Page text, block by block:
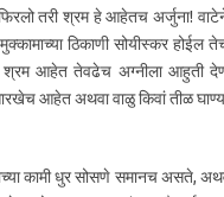
तरी श्रम हे आहेतच अर्जुना! वाटेने
ठिकाणी सोयीस्कर होईल
आहेत तेवढेच अग्नीला आहुती
आहेत अथवा वाळु किवां तीळ
कामी धुर सोसणे समानच असते,